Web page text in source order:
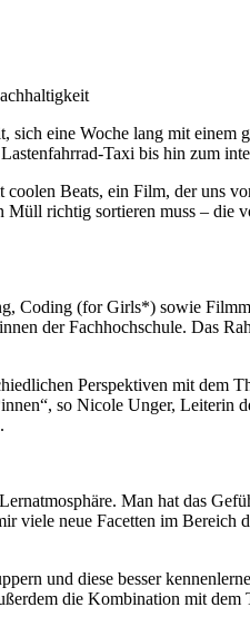
eine Woche lang mit einem
Taxi bis hin zum
Beats, ein Film, der uns
richtig sortieren muss – die
Coding (for Girls*) sowie
der Fachhochschule. Das
Perspektiven mit dem
so Nicole Unger, Leiterin
Man hat das
neue Facetten im Bereich
und diese besser
die Kombination mit